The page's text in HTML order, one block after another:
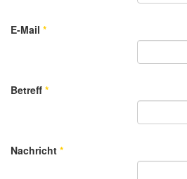
E-Mail *
Betreff *
Nachricht *